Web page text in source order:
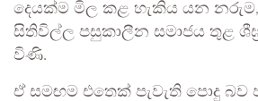
දෙයක්ම මිල කළ හැකිය යන නරුම,
සිතිවිල්ල පසුකාලීන සමාජය තුළ
විණි.
ඒ සමඟම එතෙක් පැවැති පොදු බව